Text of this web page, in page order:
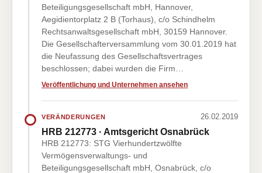
Beteiligungsgesellschaft mbH, Hannover,
Aegidientorplatz 2 B (Torhaus), c/o Schindhelm
Rechtsanwaltsgesellschaft mbH, 30159 Hannover.
Die Gesellschafterversammlung vom 30.01.2019 hat
die Neufassung des Gesellschaftsvertrages
beschlossen; dabei wurden die Firm…
Veröffentlichung und Unternehmen ansehen
VERÄNDERUNGEN 26.02.2019
HRB 212773 · Amtsgericht Osnabrück
HRB 212773: STG Vierhundertzwölfte
Vermögensverwaltungs- und
Beteiligungsgesellschaft mbH, Osnabrück, c/o